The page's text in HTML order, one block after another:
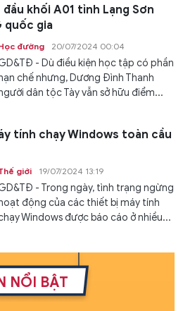
khối A01 tỉnh Lạng Sơn
quốc gia
đường 20/07/2024 00:04
- Dù điều kiện học tập có phần
hạn chế nhưng, Dương Đình Thanh
dân tộc Tày vẫn sở hữu điểm...
tính chạy Windows toàn cầu
giới 19/07/2024 13:19
- Trong ngày, tình trạng ngừng
động của các thiết bị máy tính
Windows được báo cáo ở nhiều...
NỔI BẬT